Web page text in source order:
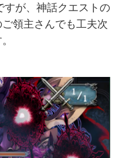
が、神話クエストの
領主さんでも工夫次